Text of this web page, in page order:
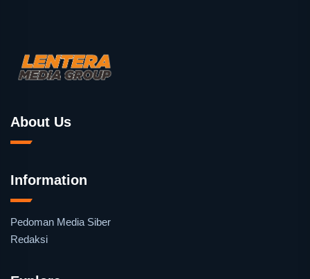
About Us
Information
Pedoman Media Siber
Redaksi